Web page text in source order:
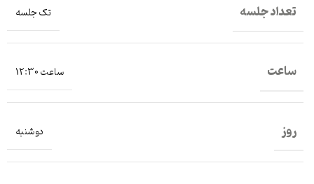
تعداد جلسه تک جلسه
ساعت ساعت 12:30
روز دو شنبه